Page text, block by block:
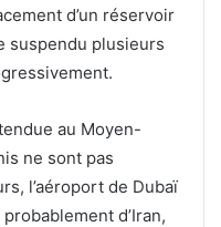
d’un réservoir
suspendu plusieurs
au Moyen-
ne sont pas
l’aéroport de Dubaï
d’Iran,